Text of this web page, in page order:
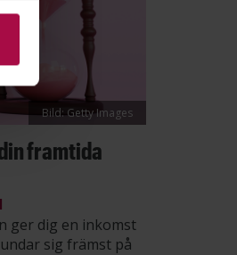
Bild: Getty Images
framtida
ger dig en inkomst
sig främst på